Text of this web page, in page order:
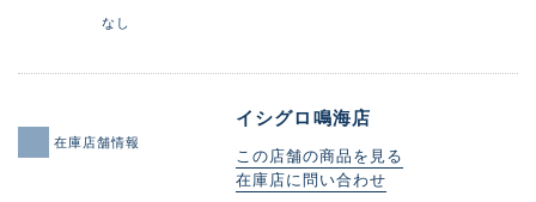
なし
在庫店舗情報
イシグロ鳴海店
この店舗の商品を見る
在庫店に問い合わせ